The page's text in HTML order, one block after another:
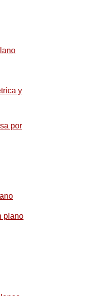
y
por
plano